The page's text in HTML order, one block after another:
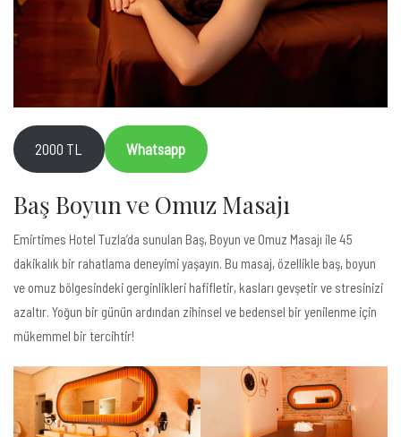
2000 TL Whatsapp
Baş Boyun ve Omuz Masajı
Emirtimes Hotel Tuzla’da sunulan Baş, Boyun ve Omuz Masajı ile 45
dakikalık bir rahatlama deneyimi yaşayın. Bu masaj, özellikle baş, boyun
ve omuz bölgesindeki gerginlikleri hafifletir, kasları gevşetir ve stresinizi
azaltır. Yoğun bir günün ardından zihinsel ve bedensel bir yenilenme için
mükemmel bir tercihtir!